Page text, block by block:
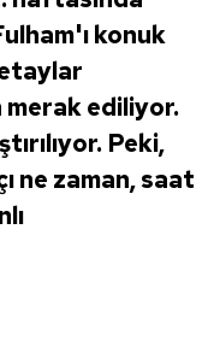
konuk
ediliyor.
Peki,
ne zaman, saat